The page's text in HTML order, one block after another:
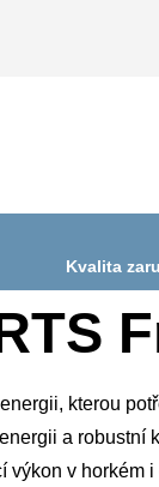
Kvalita
kterou
a robustní
výkon v horkém